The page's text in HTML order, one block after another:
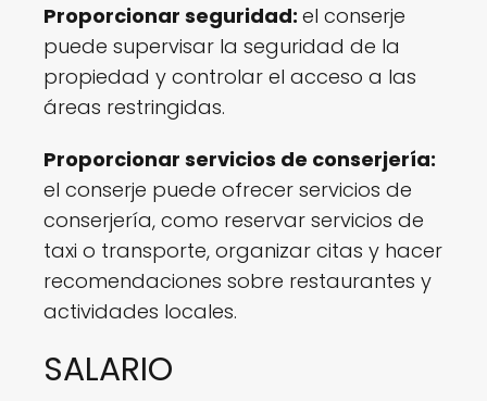
Proporcionar seguridad: el conserje
puede supervisar la seguridad de la
propiedad y controlar el acceso a las
áreas restringidas.
Proporcionar servicios de conserjería:
el conserje puede ofrecer servicios de
conserjería, como reservar servicios de
taxi o transporte, organizar citas y hacer
recomendaciones sobre restaurantes y
actividades locales.
SALARIO